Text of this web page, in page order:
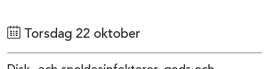
Torsdag 22 oktober